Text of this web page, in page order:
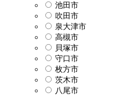
池田市
吹田市
泉大津市
高槻市
貝塚市
守口市
枚方市
茨木市
八尾市